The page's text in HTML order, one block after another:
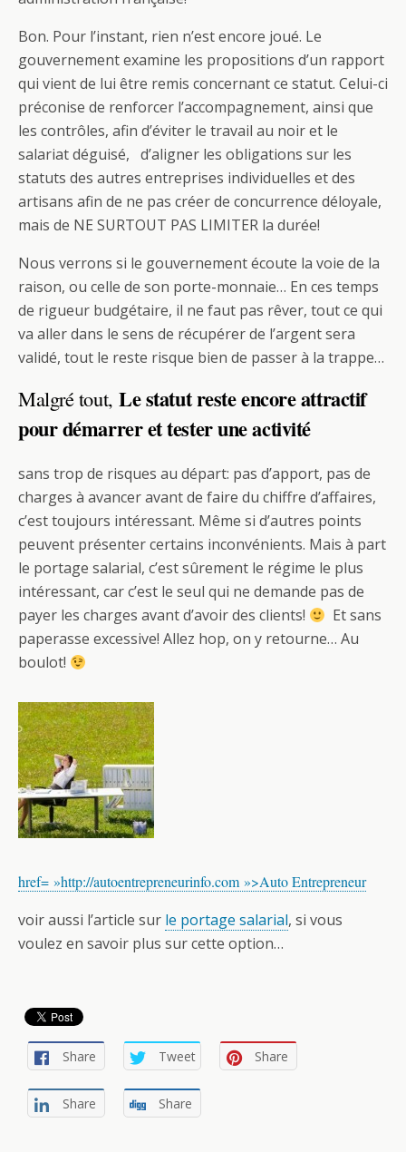
Bon. Pour l’instant, rien n’est encore joué. Le
gouvernement examine les propositions d’un rapport
qui vient de lui être remis concernant ce statut. Celui-ci
préconise de renforcer l’accompagnement, ainsi que
les contrôles, afin d’éviter le travail au noir et le
salariat déguisé, d’aligner les obligations sur les
statuts des autres entreprises individuelles et des
artisans afin de ne pas créer de concurrence déloyale,
mais de NE SURTOUT PAS LIMITER la durée!
Nous verrons si le gouvernement écoute la voie de la
raison, ou celle de son porte-monnaie… En ces temps
de rigueur budgétaire, il ne faut pas rêver, tout ce qui
va aller dans le sens de récupérer de l’argent sera
validé, tout le reste risque bien de passer à la trappe…
Malgré tout,Le statut reste encore attractif
pour démarrer et tester une activité
sans trop de risques au départ: pas d’apport, pas de
charges à avancer avant de faire du chiffre d’affaires,
c’est toujours intéressant. Même si d’autres points
peuvent présenter certains inconvénients. Mais à part
le portage salarial, c’est sûrement le régime le plus
intéressant, car c’est le seul qui ne demande pas de
payer les charges avant d’avoir des clients!
Et sans
paperasse excessive! Allez hop, on y retourne… Au
boulot!
href= »http://autoentrepreneurinfo.com »>Auto Entrepreneur
voir aussi l’article sur le portage salarial, si vous
voulez en savoir plus sur cette option…
Share Tweet Share
Share Share